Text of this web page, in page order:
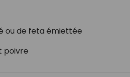
ou de feta émiettée
poivre